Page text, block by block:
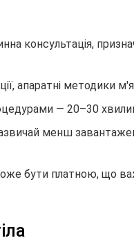
консультація,
апаратні методики
— 20–30
менш
бути платною, що